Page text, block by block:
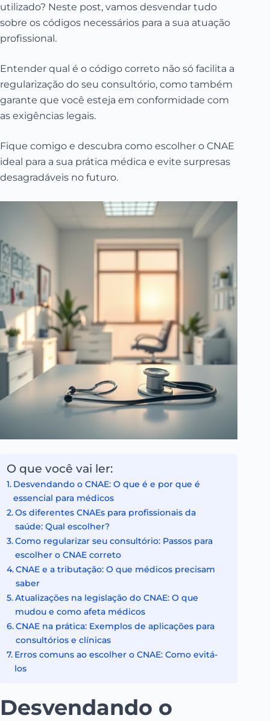
utilizado? Neste post, vamos desvendar tudo
sobre os códigos necessários para a sua atuação
profissional.
Entender qual é o código correto não só facilita a
regularização do seu consultório, como também
garante que você esteja em conformidade com
as exigências legais.
Fique comigo e descubra como escolher o CNAE
ideal para a sua prática médica e evite surpresas
desagradáveis no futuro.
O que você vai ler:
Desvendando o CNAE: O que é e por que é
essencial para médicos
Os diferentes CNAEs para profissionais da
saúde: Qual escolher?
Como regularizar seu consultório: Passos para
escolher o CNAE correto
CNAE e a tributação: O que médicos precisam
saber
Atualizações na legislação do CNAE: O que
mudou e como afeta médicos
CNAE na prática: Exemplos de aplicações para
consultórios e clínicas
Erros comuns ao escolher o CNAE: Como evitá-
los
Desvendando o